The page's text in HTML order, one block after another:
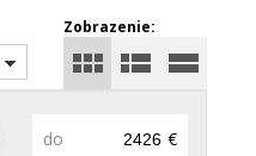
Zobrazenie:
do €